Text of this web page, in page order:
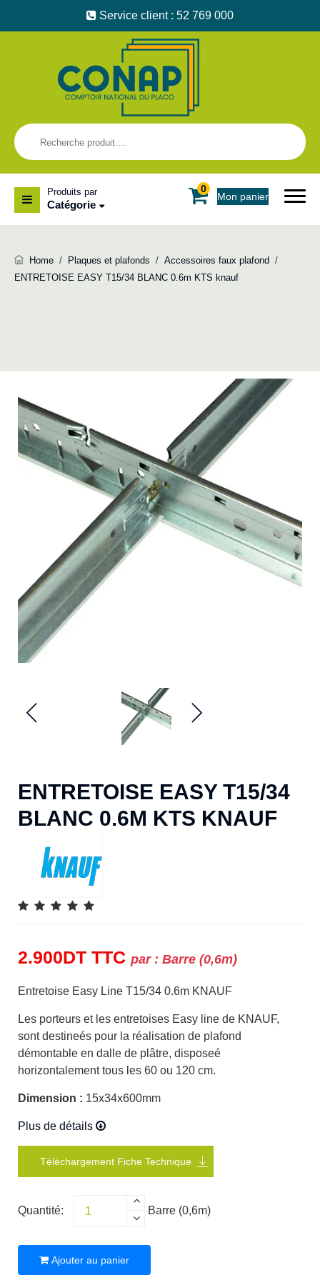
Service client : 52 769 000
0
Mon panier
Produits par
Catégorie
Home / Plaques et plafonds / Accessoires faux plafond /
ENTRETOISE EASY T15/34 BLANC 0.6m KTS knauf
ENTRETOISE EASY T15/34
BLANC 0.6M KTS KNAUF
2.900DT TTC par : Barre (0,6m)
Entretoise Easy Line T15/34 0.6m KNAUF
Les porteurs et les entretoises Easy line de KNAUF,
sont destineés pour la réalisation de plafond
démontable en dalle de plâtre, disposeé
horizontalement tous les 60 ou 120 cm.
Dimension : 15x34x600mm
Plus de détails
Téléchargement Fiche Technique
Quantité: Barre (0,6m)
Ajouter au panier